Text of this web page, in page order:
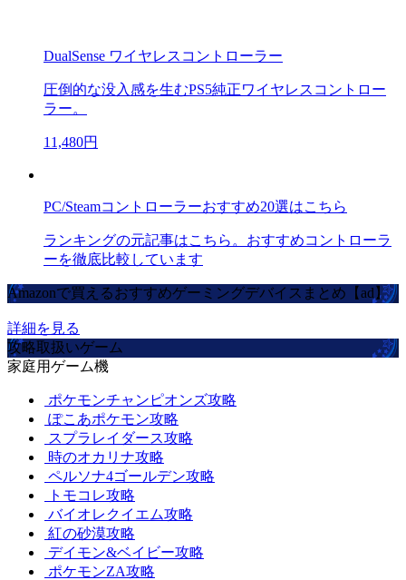
DualSense ワイヤレスコントローラー
圧倒的な没入感を生むPS5純正ワイヤレスコントロー
ラー。
11,480円
PC/Steamコントローラーおすすめ20選はこちら
ランキングの元記事はこちら。おすすめコントローラ
ーを徹底比較しています
Amazonで買えるおすすめゲーミングデバイスまとめ【ad】
詳細を見る
攻略取扱いゲーム
家庭用ゲーム機
ポケモンチャンピオンズ攻略
ぽこあポケモン攻略
スプラレイダース攻略
時のオカリナ攻略
ペルソナ4ゴールデン攻略
トモコレ攻略
バイオレクイエム攻略
紅の砂漠攻略
デイモン&ベイビー攻略
ポケモンZA攻略